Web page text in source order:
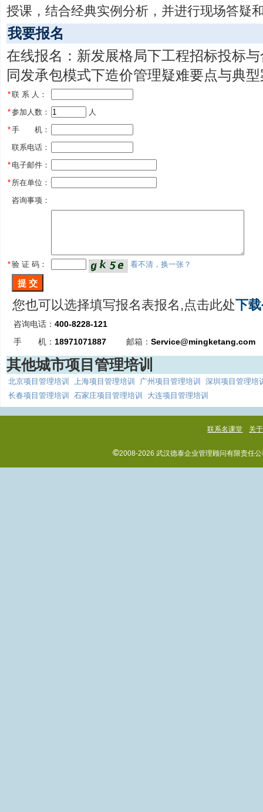
授课，结合经典实例分析，并进行现场答疑
我要报名
在线报名：新发展格局下工程招标投标
同发承包模式下造价管理疑难要点与典
*联 系 人：
*参加人数：
人
*手 机：
联系电话：
* 电子邮件：
* 所在单位：
咨询事项：
*验 证 码： 看不清，换一张？
您也可以选择填写报名表报名,点击此处下
咨询电话： 400-8228-121
手 机： 18971071887 邮箱： Service@mingketang.com
其他城市项目管理培训
北京项目管理培训 上海项目管理培训 广州项目管理培训
深圳项目管理培
长春项目管理培训
石家庄项目管理培训 大连项目管理培训
联系名课堂 关
©2008-2026 武汉德泰企业管理顾问有限责任